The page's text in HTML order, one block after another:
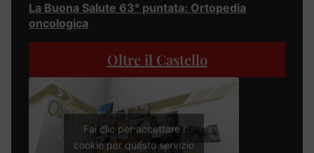
La Buona Salute 63° puntata: Ortopedia
oncologica
Oltre il Castello
Fai clic per accettare i
cookie per questo servizio